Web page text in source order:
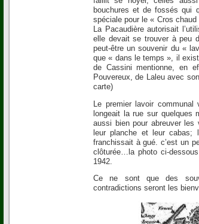
bouchures et de fossés qui
spéciale pour le « Cros
La Pacaudière autorisait
elle devait se trouver à peu
peut-être un souvenir du «
que « dans le temps », il
de Cassini mentionne, en
Pouvereux, de Laleu avec
carte)
Le premier lavoir
longeait la rue sur quelques
aussi bien pour abreuver
leur planche et leur
franchissait à gué. c’est un
clôturée…la photo ci-
1942.
Ce ne sont que des
contradictions seront les